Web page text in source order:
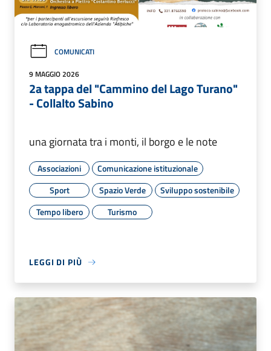
COMUNICATI
9 MAGGIO 2026
2a tappa del "Cammino del Lago Turano"
- Collalto Sabino
una giornata tra i monti, il borgo e le note
Associazioni
Comunicazione istituzionale
Sport
Spazio Verde
Sviluppo sostenibile
Tempo libero
Turismo
LEGGI DI PIÙ